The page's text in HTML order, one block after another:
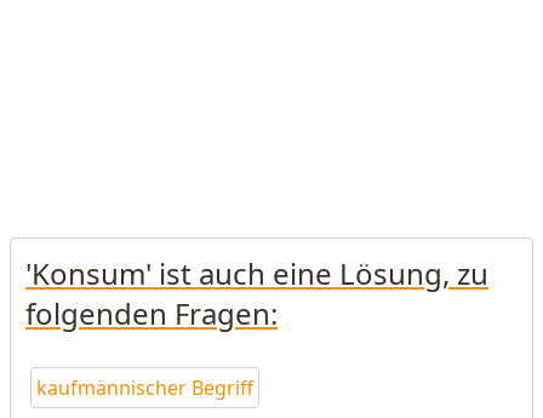
'Konsum' ist auch eine Lösung, zu
folgenden Fragen:
kaufmännischer Begriff